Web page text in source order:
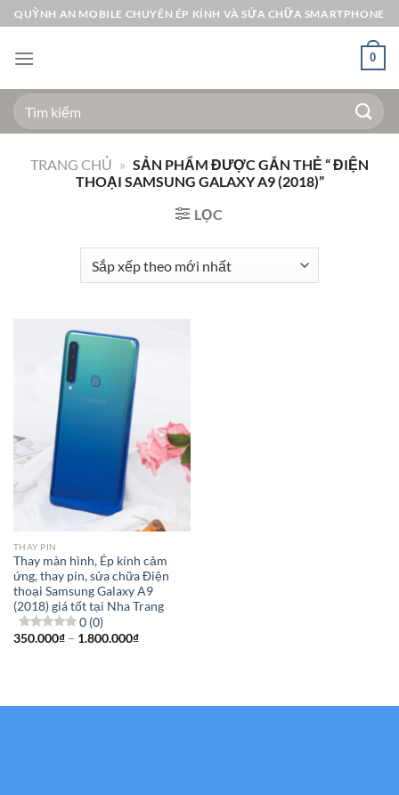
Bỏ
qua
nội
QUỲNH AN MOBILE CHUYÊN ÉP KÍNH VÀ SỬA CHỮA SMARTPHONE
0
Tìm
kiếm:
TRANG CHỦ » SẢN PHẨM ĐƯỢC GẮN THẺ “ ĐIỆN
THOẠI SAMSUNG GALAXY A9 (2018)”
LỌC
THAY PIN
Thay màn hình, Ép kính cảm
ứng, thay pin, sửa chữa Điện
thoại Samsung Galaxy A9
(2018) giá tốt tại Nha Trang
0 (0)
350.000₫ – 1.800.000₫Khoảng